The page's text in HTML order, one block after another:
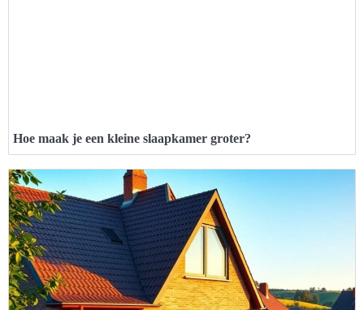
Hoe maak je een kleine slaapkamer groter?